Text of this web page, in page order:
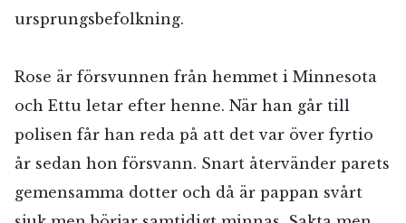
ursprungsbefolkning.
Rose är försvunnen från hemmet i Minnesota
och Ettu letar efter henne. När han går till
polisen får han reda på att det var över fyrtio
år sedan hon försvann. Snart återvänder parets
gemensamma dotter och då är pappan svårt